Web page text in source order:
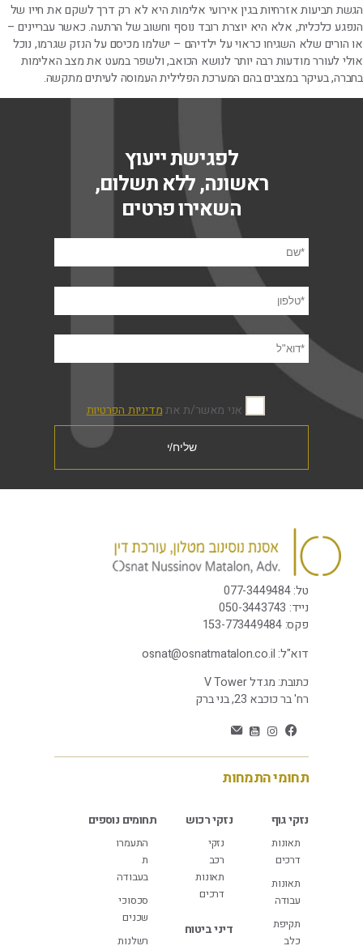
הגשת תביעות אזרחיות בגין אירועי אלימות היא לא רק דרך לשקם את חייו של
הנפגע כלכלית, אלא היא יוצרת רובד נוסף וחשוב של הרתעה. כאשר עבריינים –
או הורים שלא השגיחו כראוי על ילדיהם – ישלמו מכיסם על הנזק שגרמו, נוכל
אולי לעורר מודעות רבה יותר לנושא הכואב, ולשפר במעט את מצב האלימות
בחברה, בעיקר במצבים בהם המערכת הפלילית העמוסה לעיתים מתקשה.
לפגישת ייעוץ
ראשונה, ללא תשלום,
השאירו פרטים
אני מאשר/ת אתמדיניות הפרטיות
טל:077-3449484
נייד:
050-3443743
פקס:153-773449484
דוא"ל: osnat@osnatmatalon.co.il
כתובת: מגדל V Tower
רח' בר כוכבא 23, בני ברק
תחומי התמחות
נזקי גוף
תאונות
דרכים
תאונות
עבודה
תקיפת
כלב
נזקי רכוש
נזקי
רכב
תאונות
דרכים
דיני ביטוח
תחומים נוספים
התעמרו
ת
בעבודה
סכסוכי
שכנים
רשלנות